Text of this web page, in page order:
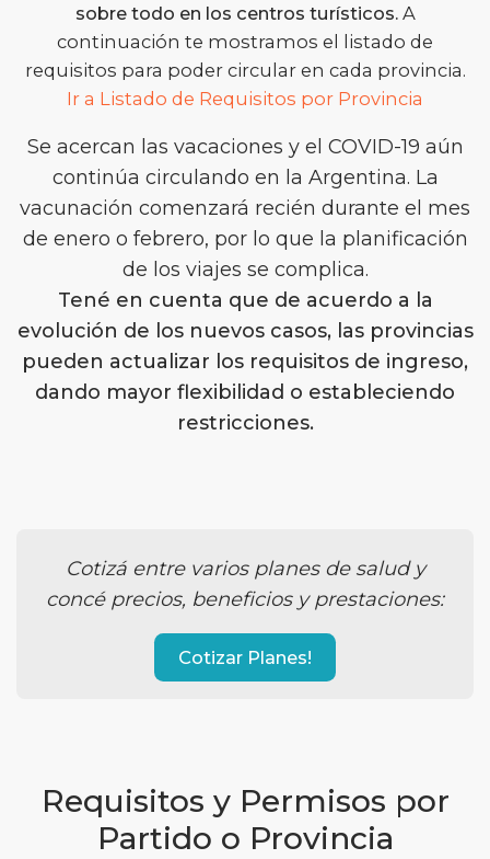
sobre todo en los centros turísticos.A
continuación te mostramos el listado de
requisitos para poder circular en cada provincia.
Ir a Listado de Requisitos por Provincia
Se acercan las vacaciones y el COVID-19 aún
continúa circulando en la Argentina. La
vacunación comenzará recién durante el mes
de enero o febrero, por lo que la planificación
de los viajes se complica.
Tené en cuenta que de acuerdo a la
evolución de los nuevos casos, las provincias
pueden actualizar los requisitos de ingreso,
dando mayor flexibilidad o estableciendo
restricciones.
Cotizá entre varios planes de salud y
concé precios, beneficios y prestaciones:
Cotizar Planes!
Requisitos y Permisos por
Partido o Provincia